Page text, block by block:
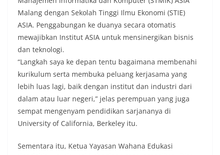
Malang dengan Sekolah Tinggi Ilmu Ekonomi (STIE)
ASIA. Penggabungan ke duanya secara otomatis
mewajibkan Institut ASIA untuk mensinergikan bisnis
dan teknologi.
“Langkah saya ke depan tentu bagaimana membenahi
kurikulum serta membuka peluang kerjasama yang
lebih luas lagi, baik dengan institut dan industri dari
dalam atau luar negeri,” jelas perempuan yang juga
sempat mengenyam pendidikan sarjananya di
University of California, Berkeley itu.
Sementara itu, Ketua Yayasan Wahana Edukasi